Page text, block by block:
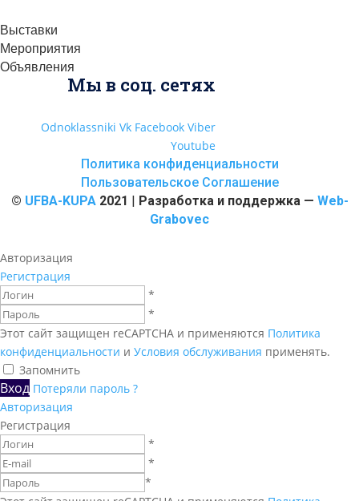
Выставки
Мероприятия
Объявления
Мы в соц. сетях
Odnoklassniki Vk Facebook Viber
Youtube
Политика конфиденциальности
Пользовательское Соглашение
© UFBA-KUPA 2021 | Разработка и поддержка — Web-
Grabovec
Авторизация
Регистрация
*
*
Этот сайт защищен reCAPTCHA и применяются Политика
конфиденциальности и Условия обслуживания применять.
Запомнить
Вход Потеряли пароль ?
Авторизация
Регистрация
*
*
*